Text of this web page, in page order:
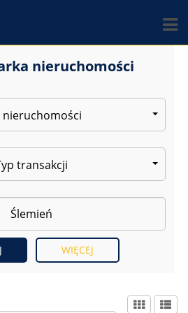
nieruchomości
nieruchomości
transakcji
WIĘCEJ